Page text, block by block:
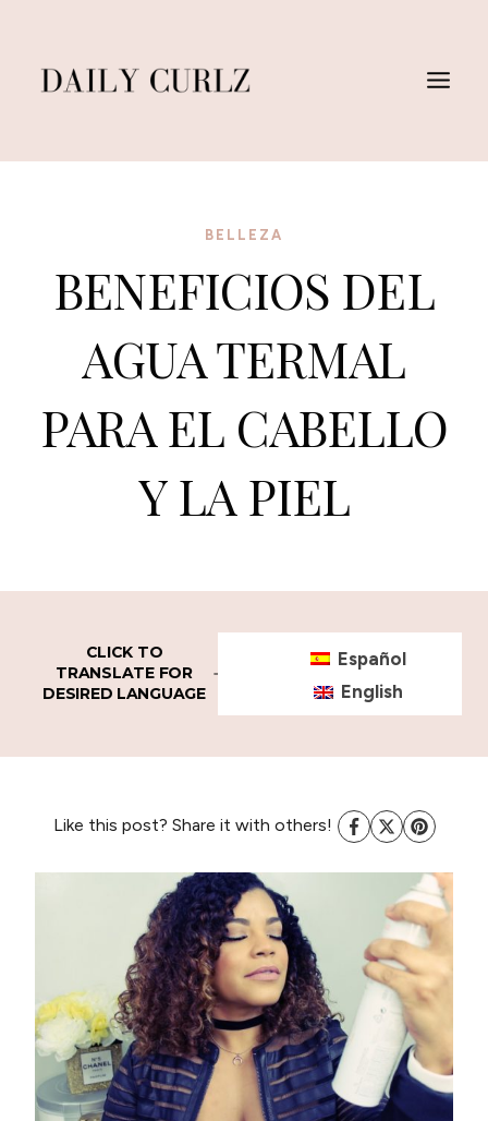
Contenido
BELLEZA
BENEFICIOS DEL
AGUA TERMAL
PARA EL CABELLO
Y LA PIEL
CLICK TO
TRANSLATE FOR
DESIRED LANGUAGE
Español
English
Like this post? Share it with others!